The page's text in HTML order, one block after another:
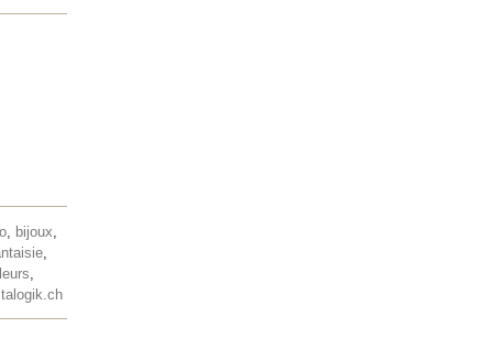
, bijoux,
,
,